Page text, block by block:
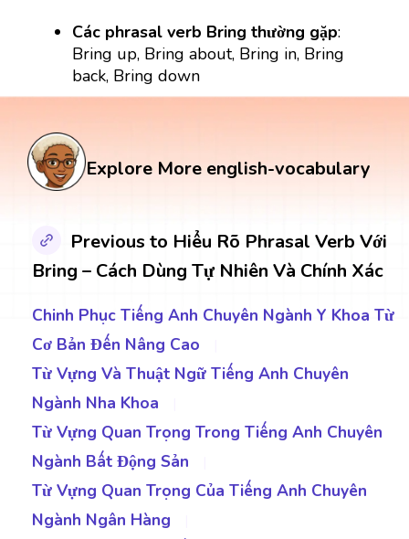
Các phrasal verb Bring thường gặp:
Bring up, Bring about, Bring in, Bring
back, Bring down
Explore More english-vocabulary
Previous to Hiểu Rõ Phrasal Verb Với
Bring – Cách Dùng Tự Nhiên Và Chính Xác
Chinh Phục Tiếng Anh Chuyên Ngành Y Khoa Từ
Cơ Bản Đến Nâng Cao
Từ Vựng Và Thuật Ngữ Tiếng Anh Chuyên
Ngành Nha Khoa
Từ Vựng Quan Trọng Trong Tiếng Anh Chuyên
Ngành Bất Động Sản
Từ Vựng Quan Trọng Của Tiếng Anh Chuyên
Ngành Ngân Hàng